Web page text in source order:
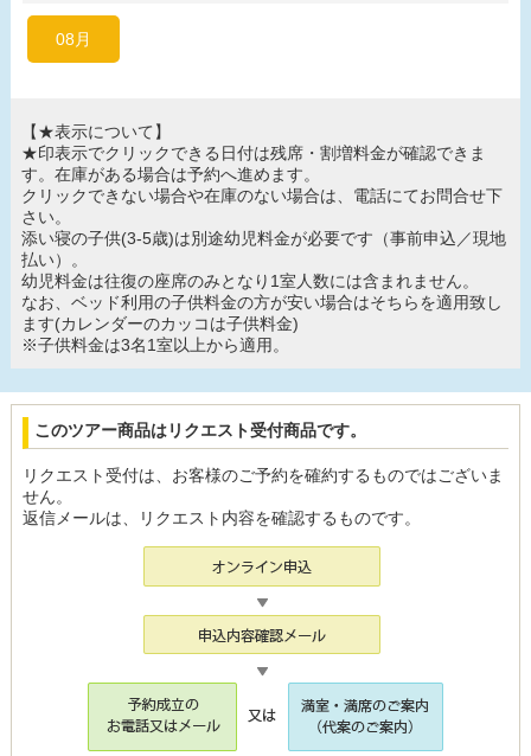
08月
【★表示について】
★印表示でクリックできる日付は残席・割増料金が確認できま
す。在庫がある場合は予約へ進めます。
クリックできない場合や在庫のない場合は、電話にてお問合せ下
さい。
添い寝の子供(3-5歳)は別途幼児料金が必要です（事前申込／現地
払い）。
幼児料金は往復の座席のみとなり1室人数には含まれません。
なお、ベッド利用の子供料金の方が安い場合はそちらを適用致し
ます(カレンダーのカッコは子供料金)
※子供料金は3名1室以上から適用。
このツアー商品はリクエスト受付商品です。
リクエスト受付は、お客様のご予約を確約するものではございま
せん。
返信メールは、リクエスト内容を確認するものです。